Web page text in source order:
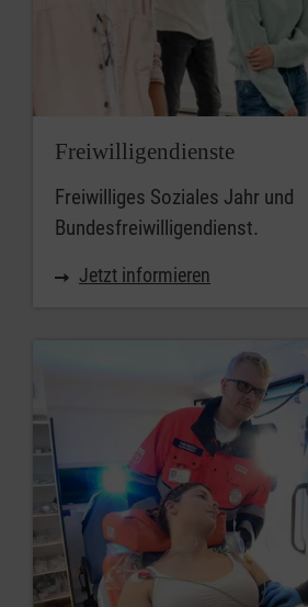
Freiwilligendienste
Freiwilliges Soziales Jahr und
Bundesfreiwilligendienst.
Jetzt informieren